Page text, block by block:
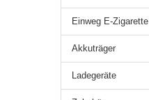
Einweg E-Zigarette
Akkuträger
Ladegeräte